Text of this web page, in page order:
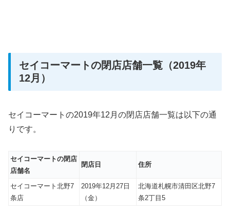
セイコーマートの閉店店舗一覧（2019年
12月）
セイコーマートの2019年12月の閉店店舗一覧は以下の通
りです。
セイコーマートの閉店
店舗名
閉店日 住所
セイコーマート北野7
条店
2019年12月27日
（金）
北海道札幌市清田区北野7
条2丁目5